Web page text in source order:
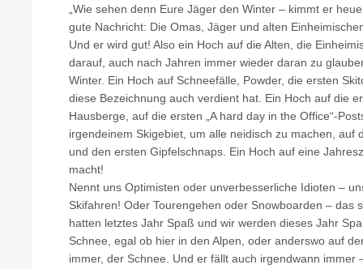
„Wie sehen denn Eure Jäger den Winter – kimmt er
gute Nachricht: Die Omas, Jäger und alten
Und er wird gut! Also ein Hoch auf die Alten, die
darauf, auch nach Jahren immer wieder daran zu
Winter. Ein Hoch auf Schneefälle, Powder, die ersten
diese Bezeichnung auch verdient hat. Ein Hoch auf die
Hausberge, auf die ersten „A hard day in the Office“-
irgendeinem Skigebiet, um alle neidisch zu machen, auf
und den ersten Gipfelschnaps. Ein Hoch auf eine
macht!
Nennt uns Optimisten oder unverbesserliche Idioten –
Skifahren! Oder Tourengehen oder Snowboarden – das
hatten letztes Jahr Spaß und wir werden dieses Jahr
Schnee, egal ob hier in den Alpen, oder anderswo auf
immer, der Schnee. Und er fällt auch irgendwann immer